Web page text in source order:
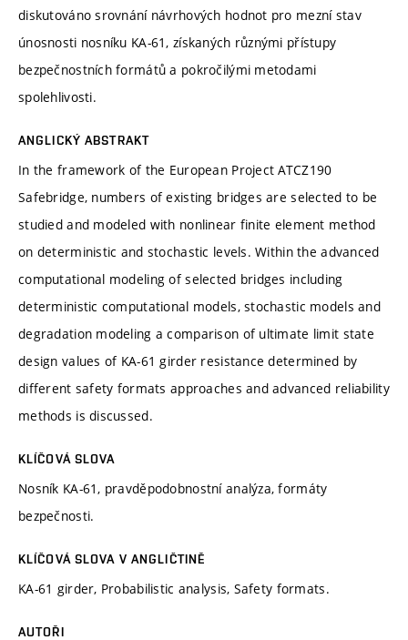
diskutováno srovnání návrhových hodnot pro mezní stav
únosnosti nosníku KA-61, získaných různými přístupy
bezpečnostních formátů a pokročilými metodami
spolehlivosti.
ANGLICKÝ ABSTRAKT
In the framework of the European Project ATCZ190
Safebridge, numbers of existing bridges are selected to be
studied and modeled with nonlinear finite element method
on deterministic and stochastic levels. Within the advanced
computational modeling of selected bridges including
deterministic computational models, stochastic models and
degradation modeling a comparison of ultimate limit state
design values of KA-61 girder resistance determined by
different safety formats approaches and advanced reliability
methods is discussed.
KLÍČOVÁ SLOVA
Nosník KA-61, pravděpodobnostní analýza, formáty
bezpečnosti.
KLÍČOVÁ SLOVA V ANGLIČTINĚ
KA-61 girder, Probabilistic analysis, Safety formats.
AUTOŘI